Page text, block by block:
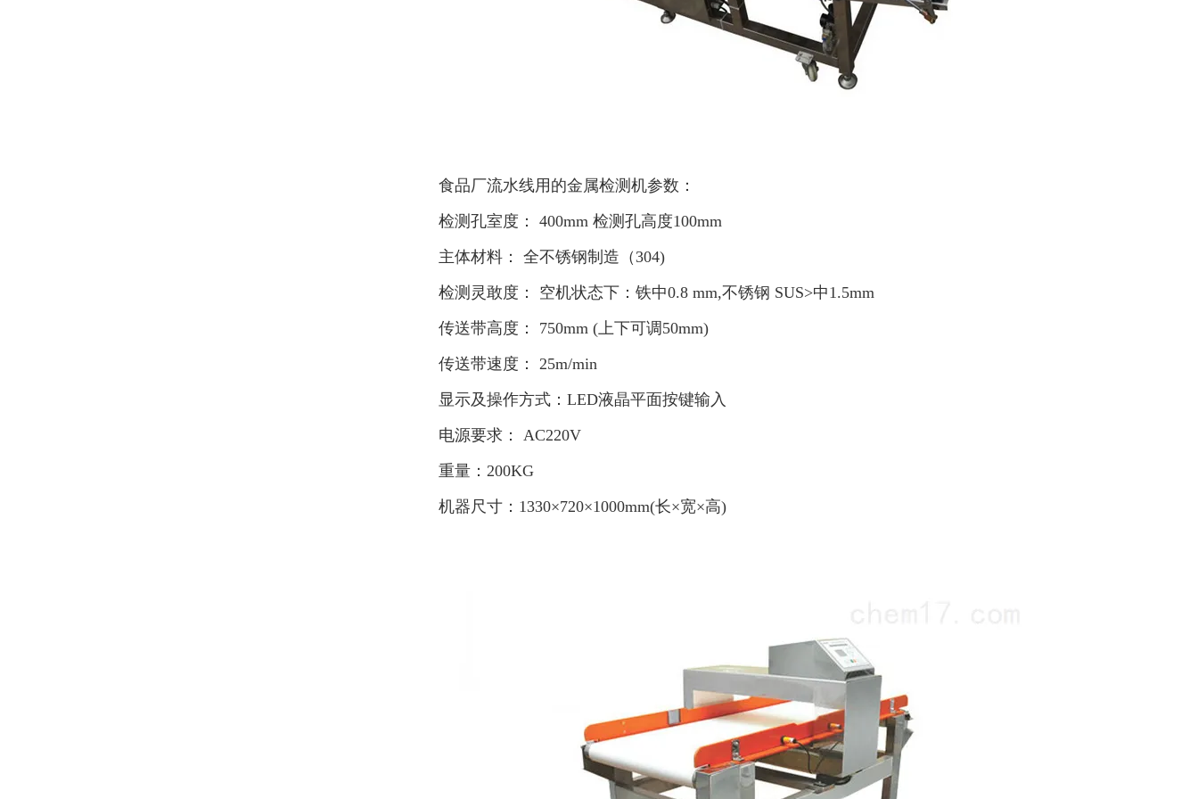
食品厂流水线用的金属检测机参数：
检测孔室度： 400mm 检测孔高度100mm
主体材料： 全不锈钢制造（304)
检测灵敢度： 空机状态下：铁中0.8 mm,不锈钢 SUS>中1.5mm
传送带高度： 750mm (上下可调50mm)
传送带速度： 25m/min
显示及操作方式：LED液晶平面按键输入
电源要求： AC220V
重量：200KG
机器尺寸：1330×720×1000mm(长×宽×高)